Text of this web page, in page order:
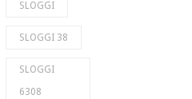
SLOGGI
SLOGGI 38
SLOGGI
6308